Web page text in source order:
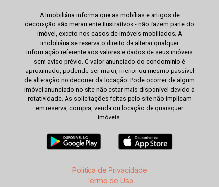
A Imobiliária informa que as mobílias e artigos de
decoração são meramente ilustrativos - não fazem parte do
imóvel, exceto nos casos de imóveis mobiliados. A
imobiliária se reserva o direito de alterar qualquer
informação referente aos valores e dados de seus imóveis
sem aviso prévio. O valor anunciado do condomínio é
aproximado, podendo ser maior, menor ou mesmo passível
de alteração no decorrer da locação. Pode ocorrer de algum
imóvel anunciado no site não estar mais disponível devido à
rotatividade. As solicitações feitas pelo site não implicam
em reserva, compra, venda ou locação de quaisquer
imóveis.
Política de Privacidade
Termo de Uso